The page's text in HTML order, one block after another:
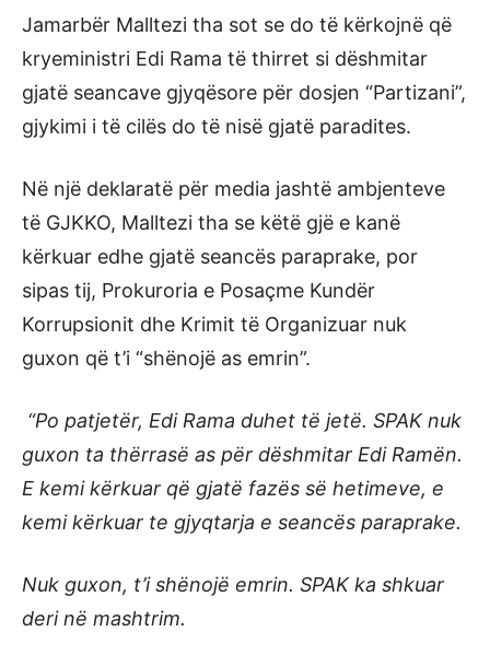
Jamarbër Malltezi tha sot se do të kërkojnë që
kryeministri Edi Rama të thirret si dëshmitar
gjatë seancave gjyqësore për dosjen “Partizani”,
gjykimi i të cilës do të nisë gjatë paradites.
Në një deklaratë për media jashtë ambjenteve
të GJKKO, Malltezi tha se këtë gjë e kanë
kërkuar edhe gjatë seancës paraprake, por
sipas tij, Prokuroria e Posaçme Kundër
Korrupsionit dhe Krimit të Organizuar nuk
guxon që t’i “shënojë as emrin”.
“Po patjetër, Edi Rama duhet të jetë. SPAK nuk
guxon ta thërrasë as për dëshmitar Edi Ramën.
E kemi kërkuar që gjatë fazës së hetimeve, e
kemi kërkuar te gjyqtarja e seancës paraprake.
Nuk guxon, t’i shënojë emrin. SPAK ka shkuar
deri në mashtrim.